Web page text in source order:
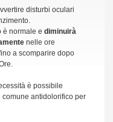
disturbi oculari
è normale e diminuirà
nelle ore
a scomparire dopo
è possibile
comune antidolorifico per